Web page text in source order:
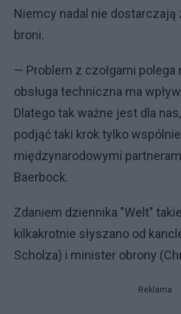
Niemcy nadal nie dostarczają
broni.
— Problem z czołgami polega
obsługa techniczna ma
Dlatego tak ważne jest dla
podjąć taki krok tylko
międzynarodowymi
Baerbock.
Zdaniem dziennika "Welt"
kilkakrotnie słyszano od
Scholza) i minister obrony
Reklama